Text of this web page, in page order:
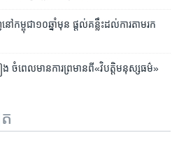
ៅ​កម្ពុជា​១០​ឆ្នាំ​មុន ​ផ្តល់​គន្លឹះ​ដល់​ការតាម​រក​
ចំ​ពេល​មាន​ការព្រមាន​ពី​«វិបត្តិ​មនុស្សធម៌»